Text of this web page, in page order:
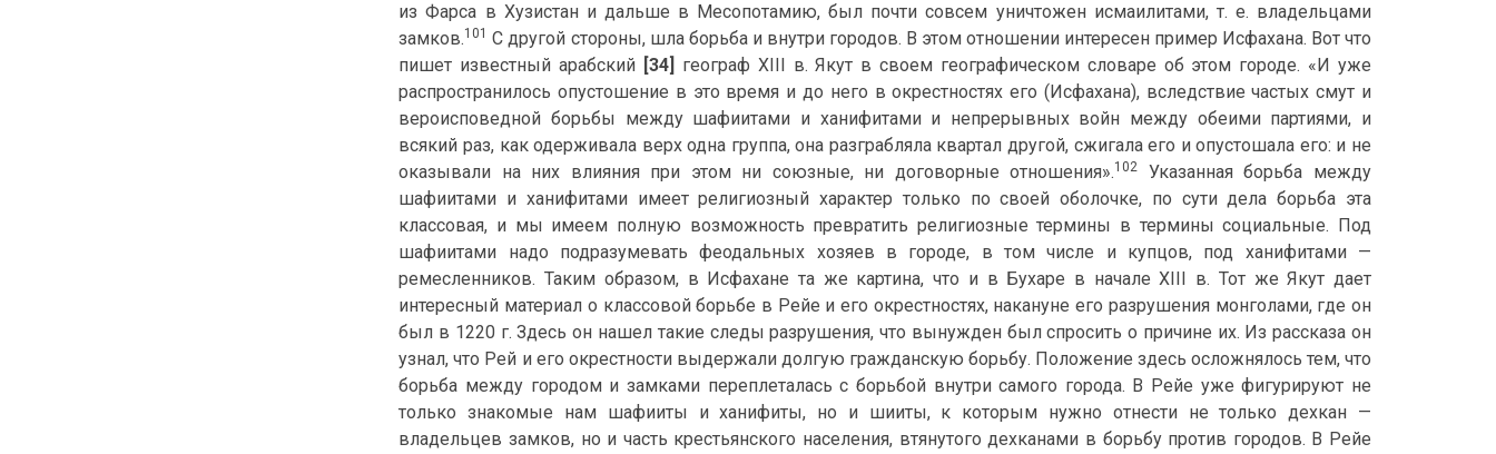
из Фарса в Хузистан и дальше в Месопотамию, был почти совсем уничтожен исмаилитами, т. е. владельцами
замков.101 С другой стороны, шла борьба и внутри городов. В этом отношении интересен пример Исфахана. Вот что
пишет известный арабский
[34] географ XIII в. Якут в своем географическом словаре об этом городе. «И уже
распространилось опустошение в это время и до него в окрестностях его (Исфахана), вследствие частых смут и
вероисповедной борьбы между шафиитами и ханифитами и непрерывных войн между обеими партиями, и
всякий раз, как одерживала верх одна группа, она разграбляла квартал другой, сжигала его и опустошала его: и не
оказывали на них влияния при этом ни союзные, ни договорные отношения».102
Указанная борьба между
шафиитами и ханифитами имеет религиозный характер только по своей оболочке, по сути дела борьба эта
классовая, и мы имеем полную возможность превратить религиозные термины в термины социальные. Под
шафиитами надо подразумевать феодальных хозяев в городе, в том числе и купцов, под ханифитами —
ремесленников. Таким образом, в Исфахане та же картина, что и в Бухаре в начале XIII в. Тот же Якут дает
интересный материал о классовой борьбе в Рейе и его окрестностях, накануне его разрушения монголами, где он
был в 1220 г. Здесь он нашел такие следы разрушения, что вынужден был спросить о причине их. Из рассказа он
узнал, что Рей и его окрестности выдержали долгую гражданскую борьбу. Положение здесь осложнялось тем, что
борьба между городом и замками переплеталась с борьбой внутри самого города. В Рейе уже фигурируют не
только знакомые нам шафииты и ханифиты, но и шииты, к которым нужно отнести не только дехкан —
владельцев замков, но и часть крестьянского населения, втянутого дехканами в борьбу против городов. В Рейе